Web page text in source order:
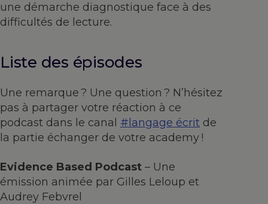
une démarche diagnostique face à des
difficultés de lecture.
Liste des épisodes
Une remarque ? Une question ? N’hésitez
pas à partager votre réaction à ce
podcast dans le canal #langage écrit de
la partie échanger de votre academy !
Evidence Based Podcast – Une
émission animée par Gilles Leloup et
Audrey Febvrel